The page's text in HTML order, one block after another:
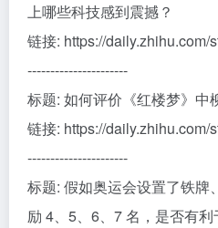
上哪些科技感到震撼？
链接: https://daily.zhihu.com/
----------------------
标题: 如何评价《红楼梦》中
链接: https://daily.zhihu.com/
----------------------
标题: 假如奥运会设置了铁牌
励 4、5、6、7 名，是否有